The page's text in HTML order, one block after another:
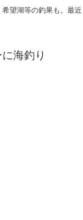
望湖等の釣果も。最近
海釣り